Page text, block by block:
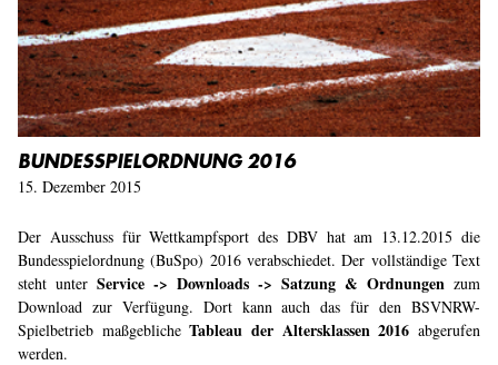
BUNDESSPIELORDNUNG 2016
15. Dezember 2015
Der Ausschuss für Wettkampfsport des DBV hat am 13.12.2015 die
Bundesspielordnung (BuSpo) 2016 verabschiedet. Der vollständige Text
steht unter Service -> Downloads -> Satzung & Ordnungen zum
Download zur Verfügung. Dort kann auch das für den BSVNRW-
Spielbetrieb maßgeblicheTableau der Altersklassen 2016 abgerufen
werden.